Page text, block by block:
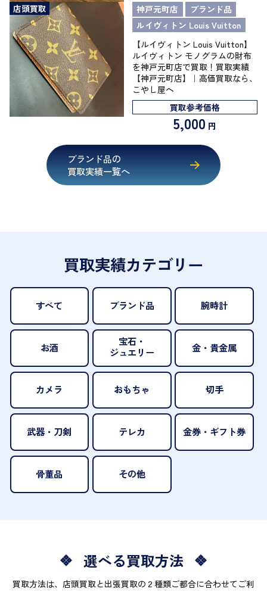
店頭買取 神戸元町店
ブランド品
ルイヴィトン Louis Vuitton
【ルイヴィトン Louis Vuitton】
ルイヴィトン モノグラムの財布
を神戸元町店で買取！買取実績
【神戸元町店】｜高価買取なら、
こやし屋へ
買取参考価格
5,000 円
ブランド品の
買取実績一覧へ
買取実績カテゴリー
すべて ブランド品 腕時計
お酒
宝石・
ジュエリー
金・貴金属
カメラ おもちゃ 切手
武器・刀剣 テレカ 金券・ギフト券
骨董品 その他
選べる買取方法
買取方法は、店頭買取と出張買取の２種類ご都合に合わせてご利